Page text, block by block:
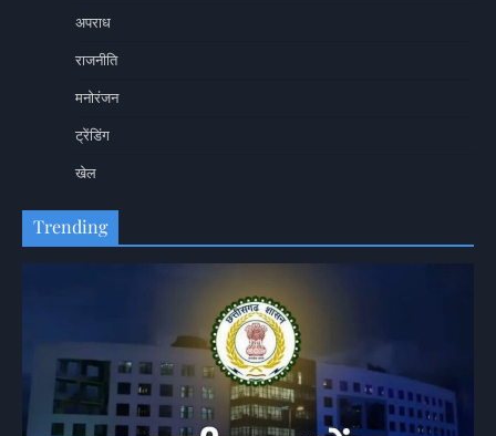
अपराध
राजनीति
मनोरंजन
ट्रेंडिंग
खेल
Trending